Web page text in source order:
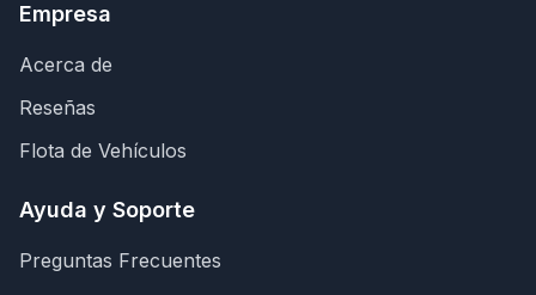
Empresa
Acerca de
Reseñas
Flota de Vehículos
Ayuda y Soporte
Preguntas Frecuentes